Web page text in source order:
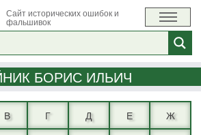
Сайт исторических ошибок и
фальшивок
БОРИС ИЛЬИЧ
В Г Д Е
Ж